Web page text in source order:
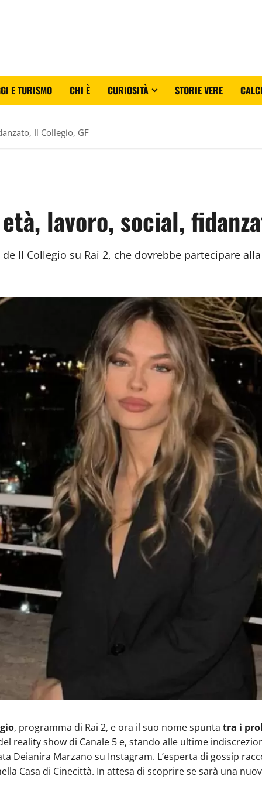
E TURISMO CHI È CURIOSITÀ STORIE VERE
Il Collegio, GF
lavoro, social,
Il Collegio su Rai 2, che dovrebbe partecipare
, programma di Rai 2, e ora il suo nome spunta tra i
reality show di Canale 5 e, stando alle ultime
Deianira Marzano su Instagram. L’esperta di gossip
Casa di Cinecittà. In attesa di scoprire se sarà una